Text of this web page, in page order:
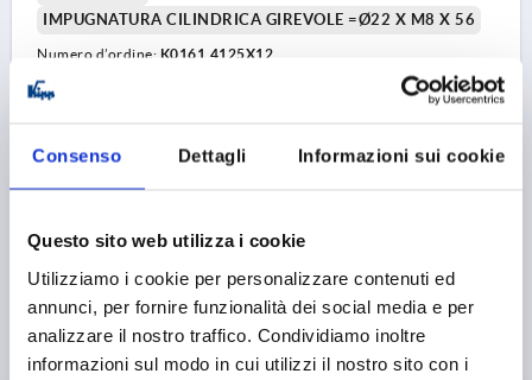
Consenso Dettagli Informazioni sui cookie
Questo sito web utilizza i cookie
Utilizziamo i cookie per personalizzare contenuti ed
annunci, per fornire funzionalità dei social media e per
analizzare il nostro traffico. Condividiamo inoltre
informazioni sul modo in cui utilizzi il nostro sito con i
IMPUGNATURA CILINDRICA GIREVOLE =Ø22 X M8 X 56
Numero d’ordine: K0161.4125X12
più le spese di spedizione